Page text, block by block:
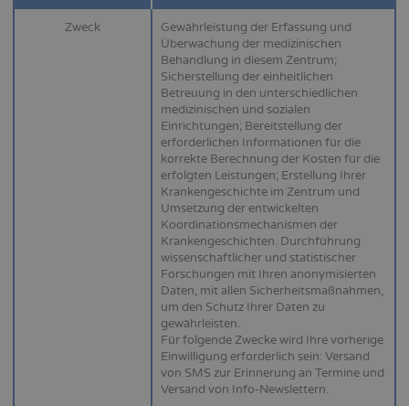
Zweck
Gewährleistung der Erfassung und
Überwachung der medizinischen
Behandlung in diesem Zentrum;
Sicherstellung der einheitlichen
Betreuung in den unterschiedlichen
medizinischen und sozialen
Einrichtungen; Bereitstellung der
erforderlichen Informationen für die
korrekte Berechnung der Kosten für die
erfolgten Leistungen; Erstellung Ihrer
Krankengeschichte im Zentrum und
Umsetzung der entwickelten
Koordinationsmechanismen der
Krankengeschichten. Durchführung
wissenschaftlicher und statistischer
Forschungen mit Ihren anonymisierten
Daten, mit allen Sicherheitsmaßnahmen,
um den Schutz Ihrer Daten zu
gewährleisten.
Für folgende Zwecke wird Ihre vorherige
Einwilligung erforderlich sein: Versand
von SMS zur Erinnerung an Termine und
Versand von Info-Newslettern.